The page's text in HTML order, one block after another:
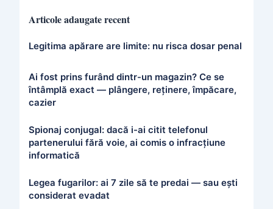
Articole adaugate recent
Legitima apărare are limite: nu risca dosar penal
Ai fost prins furând dintr-un magazin? Ce se
întâmplă exact — plângere, reținere, împăcare,
cazier
Spionaj conjugal: dacă i-ai citit telefonul
partenerului fără voie, ai comis o infracțiune
informatică
Legea fugarilor: ai 7 zile să te predai — sau ești
considerat evadat